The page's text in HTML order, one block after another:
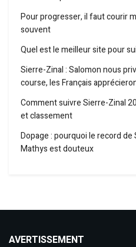
Pour progresser, il faut courir
souvent
Quel est le meilleur site pour
Sierre-Zinal : Salomon nous
course, les Français
Comment suivre Sierre-Zinal
et classement
Dopage : pourquoi le record
Mathys est douteux
AVERTISSEMENT